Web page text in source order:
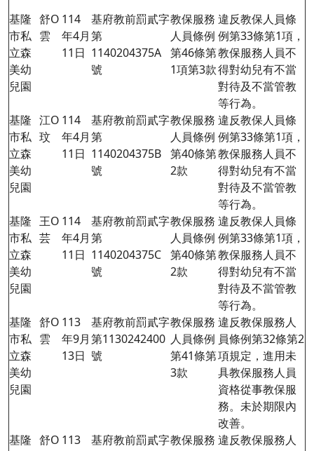
基隆
市私
立森
美幼
兒園
舒O
雲
114
年4月
11日
基府教前罰貳字
第
1140204375A
號
教保服務
人員條例
第46條第
1項第3款
違反教保人員條
例第33條第1項，
教保服務人員不
得對幼兒有不當
對待及不當管教
等行為。
基隆
市私
立森
美幼
兒園
江O
玟
114
年4月
11日
基府教前罰貳字
第
1140204375B
號
教保服務
人員條例
第40條第
2款
違反教保人員條
例第33條第1項，
教保服務人員不
得對幼兒有不當
對待及不當管教
等行為。
基隆
市私
立森
美幼
兒園
王O
芸
114
年4月
11日
基府教前罰貳字
第
1140204375C
號
教保服務
人員條例
第40條第
2款
違反教保人員條
例第33條第1項，
教保服務人員不
得對幼兒有不當
對待及不當管教
等行為。
基隆
市私
立森
美幼
兒園
舒O
雲
113
年9月
13日
基府教前罰貳字
第1130242400
號
教保服務
人員條例
第41條第
3款
違反教保服務人
員條例第32條第2
項規定，進用未
具教保服務人員
資格從事教保服
務。未於期限內
改善。
基隆 舒O 113
基府教前罰貳字教保服務 違反教保服務人